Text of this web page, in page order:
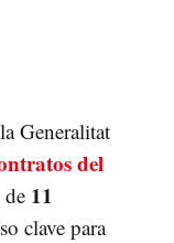
Generalitat
del
11
clave para